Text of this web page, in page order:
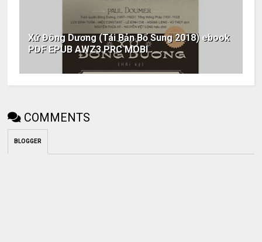
Xứ Đông Dương (Tái Bản Bổ Sung 2018) ebook
PDF EPUB AWZ3 PRC MOBI
COMMENTS
BLOGGER